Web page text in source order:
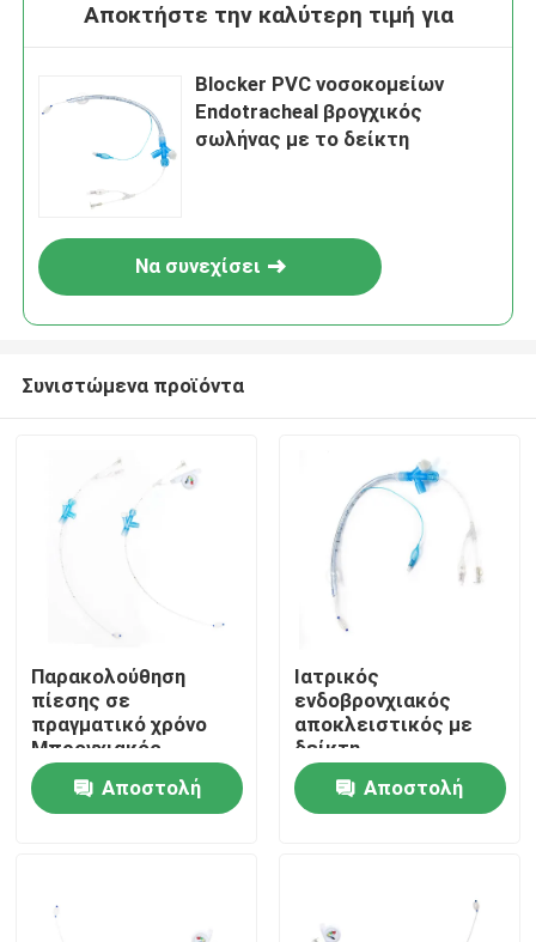
Αρχική Σελίδα
Αποκτήστε την καλύτερη τιμή για
Blocker PVC νοσοκομείων
Endotracheal βρογχικός
σωλήνας με το δείκτη
Να συνεχίσει
Συνιστώμενα προϊόντα
Παρακολούθηση
πίεσης σε
πραγματικό χρόνο
Μπρονχιακός
αποκλειστικός υλικό
ιατρικής ποιότητας
για ακριβή
Αποστολή
Ιατρικός
ενδοβρονχιακός
αποκλειστικός με
δείκτη
Αποστολή